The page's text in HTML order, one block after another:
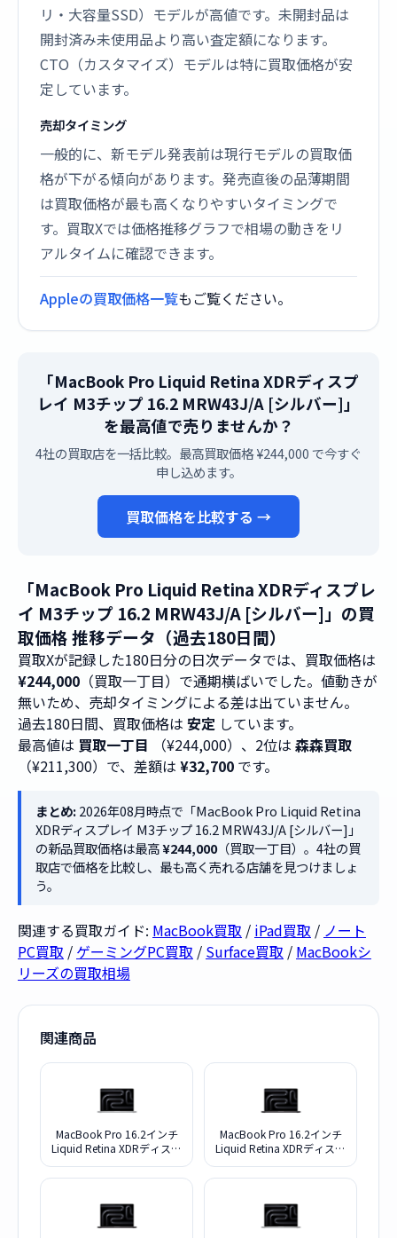
リ・大容量SSD）モデルが高値です。未開封品は
開封済み未使用品より高い査定額になります。
CTO（カスタマイズ）モデルは特に買取価格が安
定しています。
売却タイミング
一般的に、新モデル発表前は現行モデルの買取価
格が下がる傾向があります。発売直後の品薄期間
は買取価格が最も高くなりやすいタイミングで
す。買取Xでは価格推移グラフで相場の動きをリ
アルタイムに確認できます。
Appleの買取価格一覧もご覧ください。
「MacBook Pro Liquid Retina XDRディスプ
レイ M3チップ 16.2 MRW43J/A [シルバー]」
を最高値で売りませんか？
4社の買取店を一括比較。最高買取価格 ¥244,000 で今すぐ
申し込めます。
買取価格を比較する →
「MacBook Pro Liquid Retina XDRディスプレ
イ M3チップ 16.2 MRW43J/A [シルバー]」の買
取価格 推移データ（過去180日間）
買取Xが記録した180日分の日次データでは、買取価格は
¥244,000 （買取一丁目）で通期横ばいでした。値動きが
無いため、売却タイミングによる差は出ていません。
過去180日間、買取価格は 安定 しています。
最高値は 買取一丁目 （¥244,000）、2位は 森森買取
（¥211,300）で、差額は ¥32,700 です。
まとめ:2026年08月時点で「MacBook Pro Liquid Retina
XDRディスプレイ M3チップ 16.2 MRW43J/A [シルバー]」
の新品買取価格は最高¥244,000（買取一丁目）。4社の買
取店で価格を比較し、最も高く売れる店舗を見つけましょ
う。
関連する買取ガイド: MacBook買取 / iPad買取 / ノート
PC買取 / ゲーミングPC買取 / Surface買取 / MacBookシ
リーズの買取相場
関連商品
MacBook Pro 16.2インチ
Liquid Retina XDRディスプ
48GB・SSD2TB搭載モデル
MacBook Pro 16.2インチ
Liquid Retina XDRディスプ
48GB・SSD2TB搭載モデル
ク]